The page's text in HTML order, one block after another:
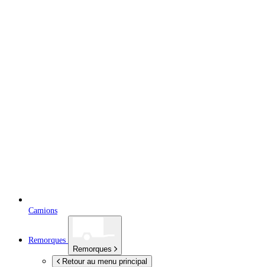
Camions
Remorques
Remorques
Retour au menu principal